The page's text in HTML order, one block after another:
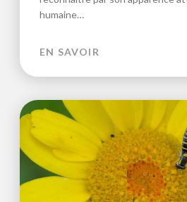
humaine…
EN SAVOIR